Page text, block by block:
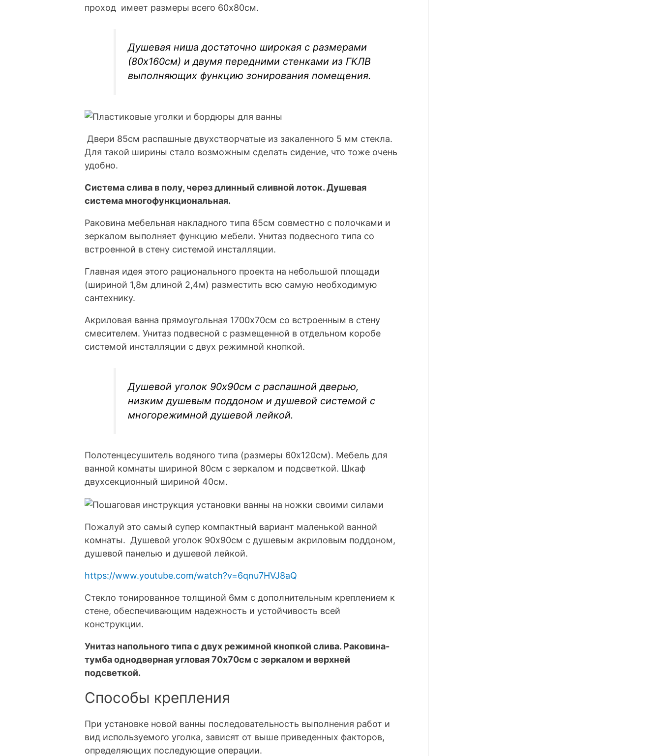
проход имеет размеры всего 60х80см.
Душевая ниша достаточно широкая с размерами
(80х160см) и двумя передними стенками из ГКЛВ
выполняющих функцию зонирования помещения.
Двери 85см распашные двухстворчатые из закаленного 5 мм стекла.
Для такой ширины стало возможным сделать сидение, что тоже очень
удобно.
Система слива в полу, через длинный сливной лоток. Душевая
система многофункциональная.
Раковина мебельная накладного типа 65см совместно с полочками и
зеркалом выполняет функцию мебели. Унитаз подвесного типа со
встроенной в стену системой инсталляции.
Главная идея этого рационального проекта на небольшой площади
(шириной 1,8м длиной 2,4м) разместить всю самую необходимую
сантехнику.
Акриловая ванна прямоугольная 1700х70см со встроенным в стену
смесителем. Унитаз подвесной с размещенной в отдельном коробе
системой инсталляции с двух режимной кнопкой.
Душевой уголок 90х90см с распашной дверью,
низким душевым поддоном и душевой системой с
многорежимной душевой лейкой.
Полотенцесушитель водяного типа (размеры 60х120см). Мебель для
ванной комнаты шириной 80см с зеркалом и подсветкой. Шкаф
двухсекционный шириной 40см.
Пожалуй это самый супер компактный вариант маленькой ванной
комнаты. Душевой уголок 90х90см с душевым акриловым поддоном,
душевой панелью и душевой лейкой.
https://www.youtube.com/watch?v=6qnu7HVJ8aQ
Стекло тонированное толщиной 6мм с дополнительным креплением к
стене, обеспечивающим надежность и устойчивость всей
конструкции.
Унитаз напольного типа с двух режимной кнопкой слива. Раковина-
тумба однодверная угловая 70х70см с зеркалом и верхней
подсветкой.
Способы крепления
При установке новой ванны последовательность выполнения работ и
вид используемого уголка, зависят от выше приведенных факторов,
определяющих последующие операции.